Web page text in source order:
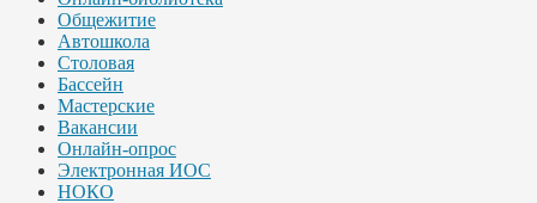
Общежитие
Автошкола
Столовая
Бассейн
Мастерские
Вакансии
Онлайн-опрос
Электронная ИОС
НОКО